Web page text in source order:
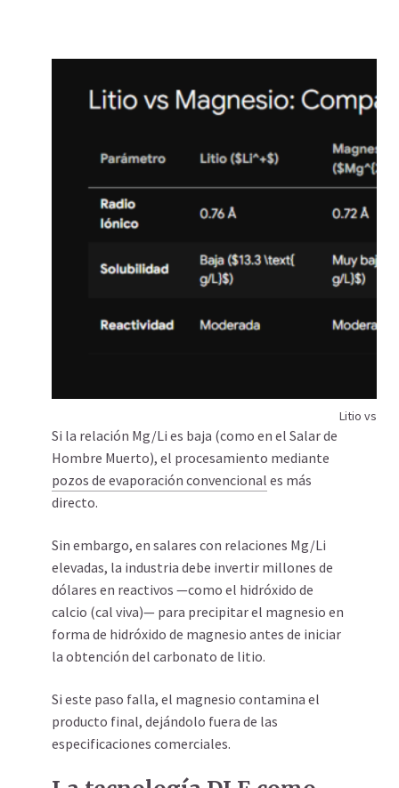
Litio vs
Si la relación Mg/Li es baja (como en el Salar de
Hombre Muerto), el procesamiento mediante
pozos de evaporación convencional es más
directo.
Sin embargo, en salares con relaciones Mg/Li
elevadas, la industria debe invertir millones de
dólares en reactivos —como el hidróxido de
calcio (cal viva)— para precipitar el magnesio en
forma de hidróxido de magnesio antes de iniciar
la obtención del carbonato de litio.
Si este paso falla, el magnesio contamina el
producto final, dejándolo fuera de las
especificaciones comerciales.